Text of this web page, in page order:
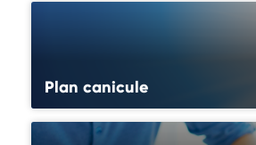
Plan canicule